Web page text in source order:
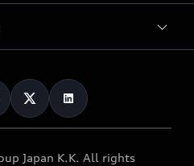
Japan K.K. All rights